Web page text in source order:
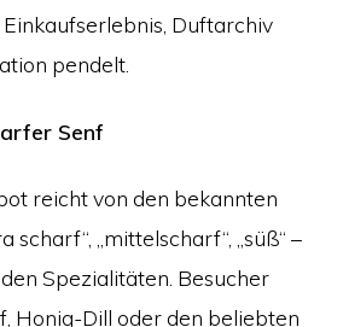
Duftarchiv
pendelt.
Senf
reicht von den bekannten
scharf“, „mittelscharf“, „süß“ –
Spezialitäten. Besucher
Honig-Dill oder den beliebten